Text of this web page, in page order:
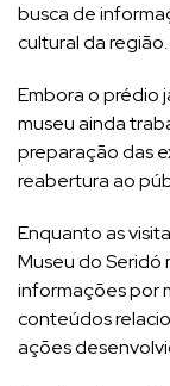
busca de
cultural da região.
Embora o prédio
museu ainda
preparação das
reabertura ao
Enquanto as
Museu do Seridó
informações por
conteúdos
ações